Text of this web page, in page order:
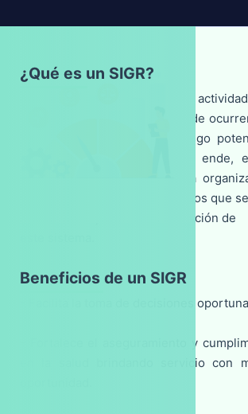
¿Qué es un SIGR?
Es el conjunto de acciones y
para disminuir la probabilidad de
impacto de un evento de riesgo
afectar los resultados y, por ende,
objetivos de la entidad. En la
con el área de gestión de riesgos que
lineamientos para la administración de
Beneficios de un SIGR
- Facilita la toma de decisiones
- Fortalece el aseguramiento y
en la salud brindando servicio con